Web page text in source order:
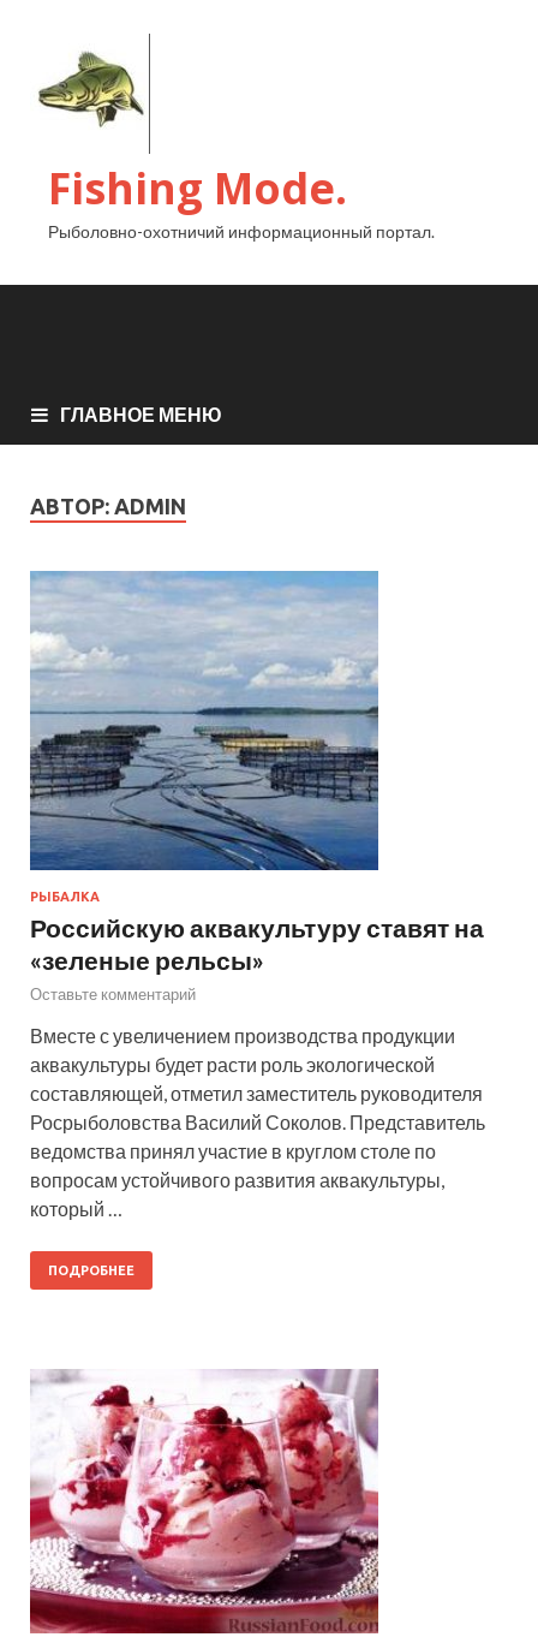
Fishing Mode.
Рыболовно-охотничий информационный портал.
ГЛАВНОЕ МЕНЮ
АВТОР: ADMIN
РЫБАЛКА
Российскую аквакультуру ставят на
«зеленые рельсы»
Оставьте комментарий
Вместе с увеличением производства продукции
аквакультуры будет расти роль экологической
составляющей, отметил заместитель руководителя
Росрыболовства Василий Соколов. Представитель
ведомства принял участие в круглом столе по
вопросам устойчивого развития аквакультуры,
который …
ПОДРОБНЕЕ